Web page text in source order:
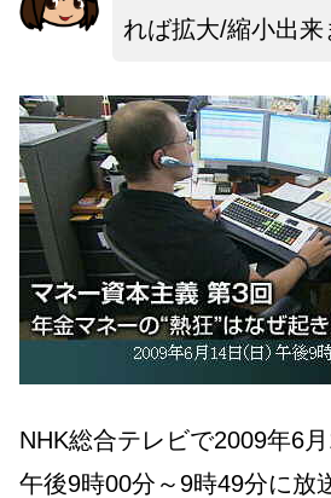
れば拡大/縮小出来
NHK総合テレビで2009年6
午後9時00分～9時49分に放